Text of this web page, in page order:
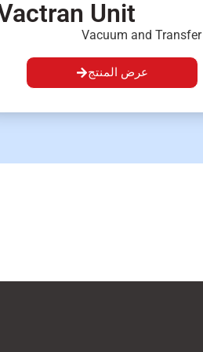
Unit
Vacuum and
عرض المنتج